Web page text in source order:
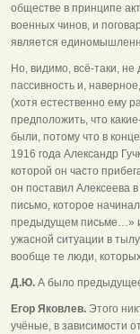
обществе в принципе
военных чинов, и
является
Но, видимо, всё-таки, не
пассивность и,
(хотя естественно ему
предположить, что
были, потому что в
1916 года Александр
которой он часто
он поставил Алексеева
письмо, которое
предыдущем письме…»
ужасной ситуации в
вообще те люди,
Д.Ю. А было
Егор Яковлев. Этого
учёные, в зависимости